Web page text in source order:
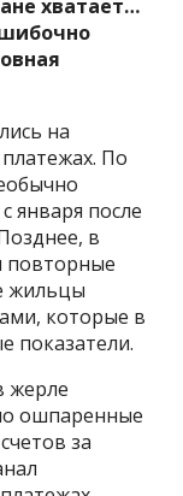
хватает…
на
По
января после
в
повторные
жильцы
которые в
показатели.
жерле
ошпаренные
за